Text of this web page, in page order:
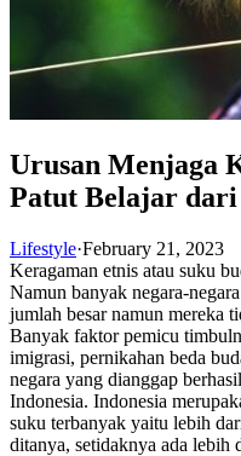
Urusan Menjaga
Patut Belajar
Lifestyle·February 21, 2023
Keragaman etnis atau suku
Namun banyak negara-
jumlah besar namun mereka
Banyak faktor pemicu
imigrasi, pernikahan beda
negara yang dianggap
Indonesia. Indonesia
suku terbanyak yaitu lebih
ditanya, setidaknya ada lebih